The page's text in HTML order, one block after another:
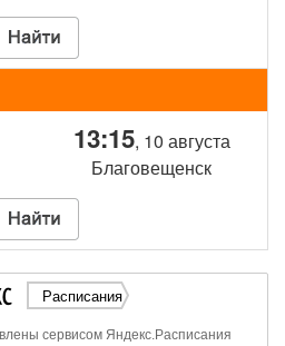
13:15, 10 августа
Благовещенск
Расписания
сервисом Яндекс.Расписания